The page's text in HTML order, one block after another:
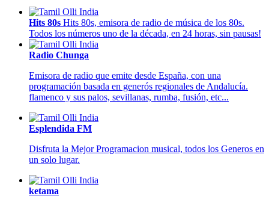
Hits 80s Hits 80s, emisora de radio de música de los 80s.
Todos los números uno de la década, en 24 horas, sin pausas!
Radio Chunga
Emisora de radio que emite desde España, con una
programación basada en generós regionales de Andalucía.
flamenco y sus palos, sevillanas, rumba, fusión, etc...
Esplendida FM
Disfruta la Mejor Programacion musical, todos los Generos en
un solo lugar.
ketama